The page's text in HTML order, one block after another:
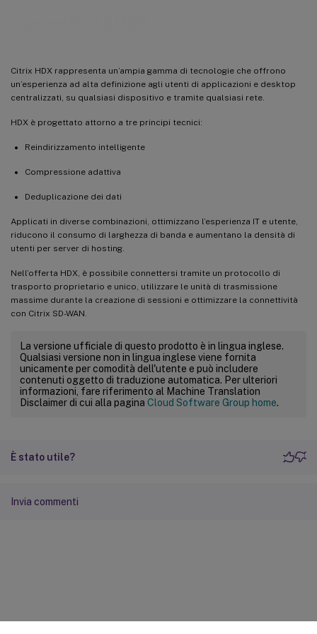
Citrix HDX rappresenta un’ampia gamma di tecnologie che offrono
un’esperienza ad alta definizione agli utenti di applicazioni e desktop
centralizzati, su qualsiasi dispositivo e tramite qualsiasi rete.
HDX è progettato attorno a tre principi tecnici:
Reindirizzamento intelligente
Compressione adattiva
Deduplicazione dei dati
Applicati in diverse combinazioni, ottimizzano l’esperienza IT e utente,
riducono il consumo di larghezza di banda e aumentano la densità di
utenti per server di hosting.
Nell’offerta HDX, è possibile connettersi tramite un protocollo di
trasporto proprietario e unico, utilizzare le unità di trasmissione
massime durante la creazione di sessioni e ottimizzare la connettività
con Citrix SD-WAN.
La versione ufficiale di questo prodotto è in lingua inglese.
Qualsiasi versione non in lingua inglese viene fornita
unicamente per comodità dell'utente e può includere
contenuti oggetto di traduzione automatica. Per ulteriori
informazioni, fare riferimento al Machine Translation
Disclaimer di cui alla pagina Cloud Software Group home.
È stato utile?
Invia commenti